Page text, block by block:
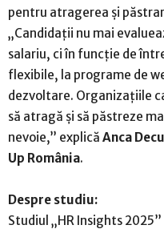
pentru atragerea și
„Candidații nu mai
salariu, ci în funcție de
flexibile, la programe de
dezvoltare. Organizațiile
să atragă și să păstreze
nevoie,” explică Anca
Up România.
Despre studiu:
Studiul „HR Insights